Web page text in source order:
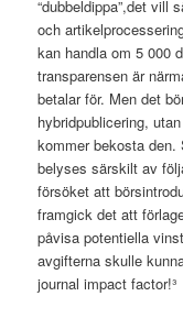
“dubbeldippa”,det vill
och
kan handla om 5 000
transparensen är
betalar för. Men det
hybridpublicering,
kommer bekosta
belyses särskilt av
försöket att
framgick det att
påvisa potentiella
avgifterna skulle
journal impact factor!³